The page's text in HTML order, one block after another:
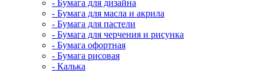
- Бумага для дизайна
- Бумага для масла и акрила
- Бумага для пастели
- Бумага для черчения и рисунка
- Бумага офортная
- Бумага рисовая
- Калька